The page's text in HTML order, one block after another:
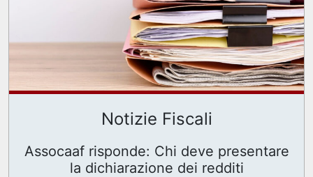
Notizie Fiscali
Assocaaf risponde: Chi deve presentare
la dichiarazione dei redditi